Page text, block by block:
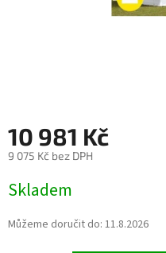
10 981 Kč
9 075 Kč bez DPH
Skladem
Můžeme doručit do: 11.8.2026